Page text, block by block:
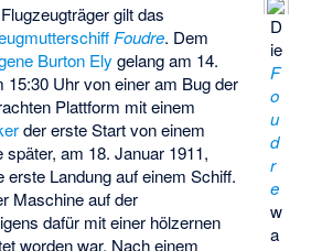
D
ie
F
o
u
d
r
e
w
a
gilt das
Foudre. Dem
Burton Ely gelang am 14.
15:30 Uhr von einer am Bug der
Plattform mit einem
der erste Start von einem
am 18. Januar 1911,
erste Landung auf einem Schiff.
Maschine auf der
dafür mit einer hölzernen
worden war. Nach einem